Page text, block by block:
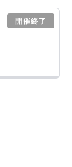
開催終了